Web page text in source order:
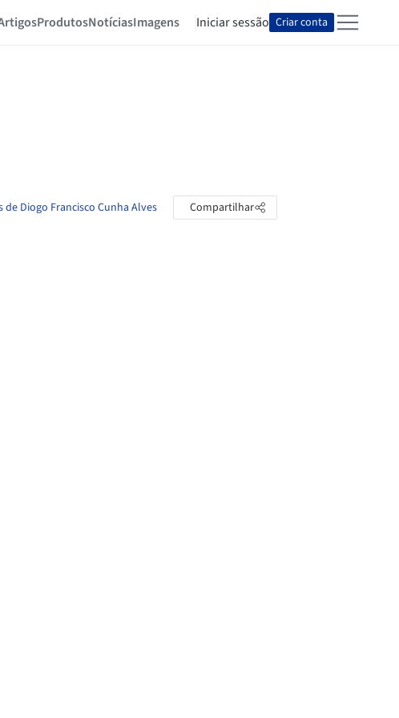
ProdutosNotíciasImagens Iniciar sessão Criar conta
de Diogo Francisco Cunha Alves Compartilhar